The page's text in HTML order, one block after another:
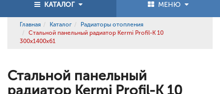
КАТАЛОГ МЕНЮ
Главная Каталог
Радиаторы отопления
Стальной панельный радиатор Kermi Profil-K 10
300x1400x61
Стальной панельный
радиатор Kermi Profil-K 10